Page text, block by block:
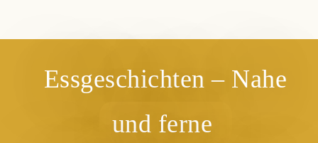
Essgeschichten – Nahe
und ferne